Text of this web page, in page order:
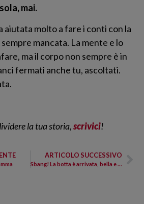
mai.
aiutata molto a fare i conti con la
sempre mancata. La mente e lo
ma il corpo non sempre è in
fermati anche tu, ascoltati.
la tua storia,scrivici!
ARTICOLO SUCCESSIVO
Sbang! La botta è arrivata, bella e forte!